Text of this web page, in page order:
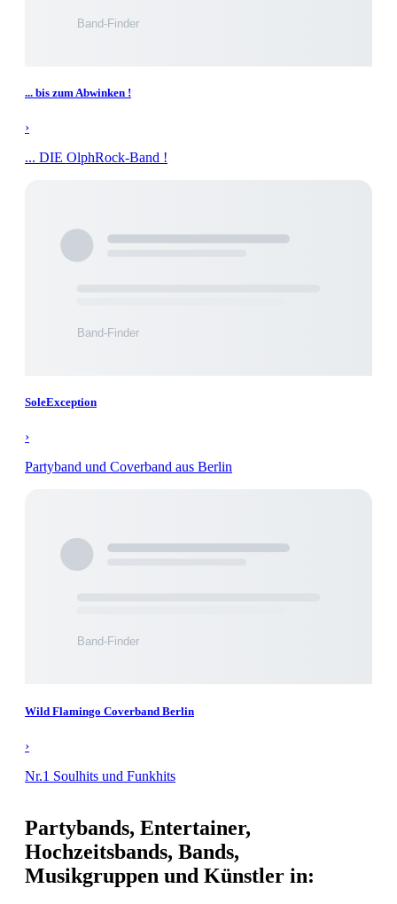
... bis zum Abwinken !
›
... DIE OlphRock-Band !
SoleException
›
Partyband und Coverband aus Berlin
Wild Flamingo Coverband Berlin
›
Nr.1 Soulhits und Funkhits
Partybands, Entertainer,
Hochzeitsbands, Bands,
Musikgruppen und Künstler in: